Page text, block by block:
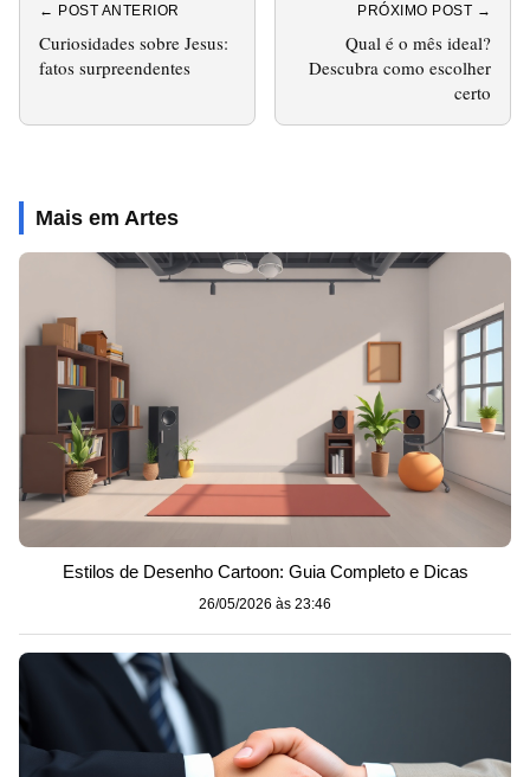
← POST ANTERIOR
Curiosidades sobre Jesus:
fatos surpreendentes
PRÓXIMO POST →
Qual é o mês ideal?
Descubra como escolher
certo
Mais em Artes
Estilos de Desenho Cartoon: Guia Completo e Dicas
26/05/2026 às 23:46